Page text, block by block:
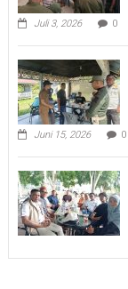
Juli 3, 2026 0
Juni 15, 2026 0